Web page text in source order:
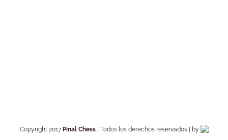
Copyright 2017 Pinal Chess| Todos los derechos reservados | by